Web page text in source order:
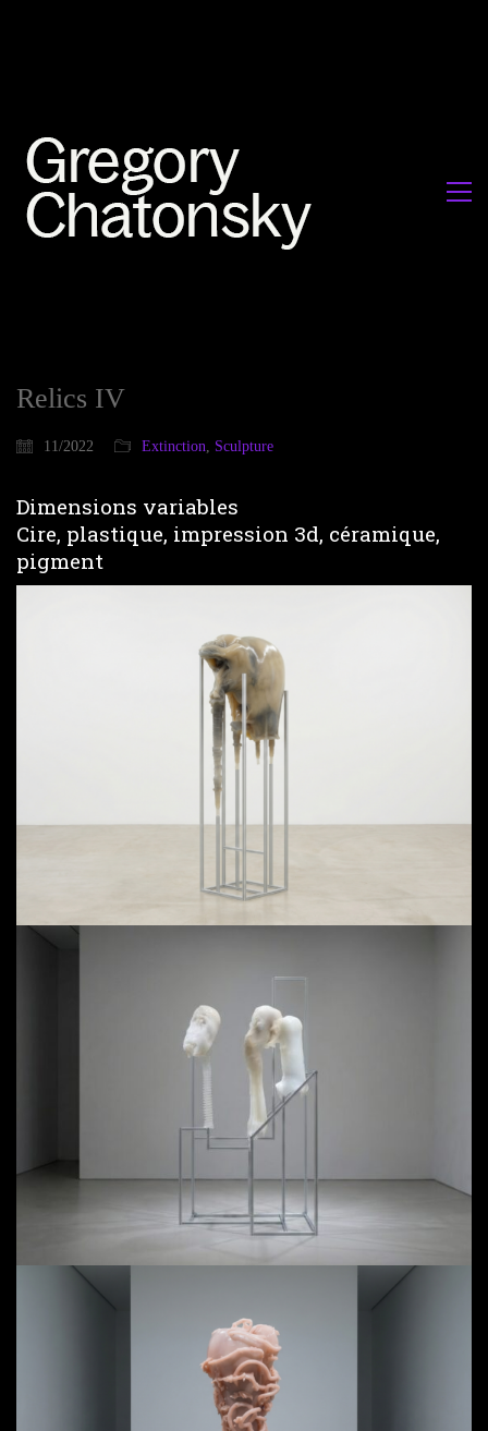
Relics IV
11/2022 Extinction, Sculpture
Dimensions variables
Cire, plastique, impression 3d, céramique,
pigment